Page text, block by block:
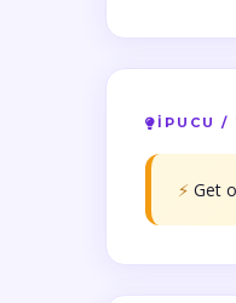
İPUCU /
⚡ Get